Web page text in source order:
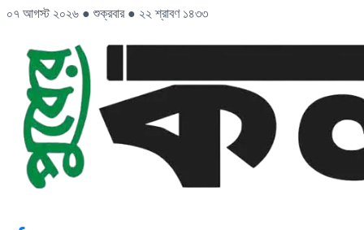
০৭ আগস্ট ২০২৬ ● শুক্রবার ● ২২ শ্রাবণ ১৪৩৩